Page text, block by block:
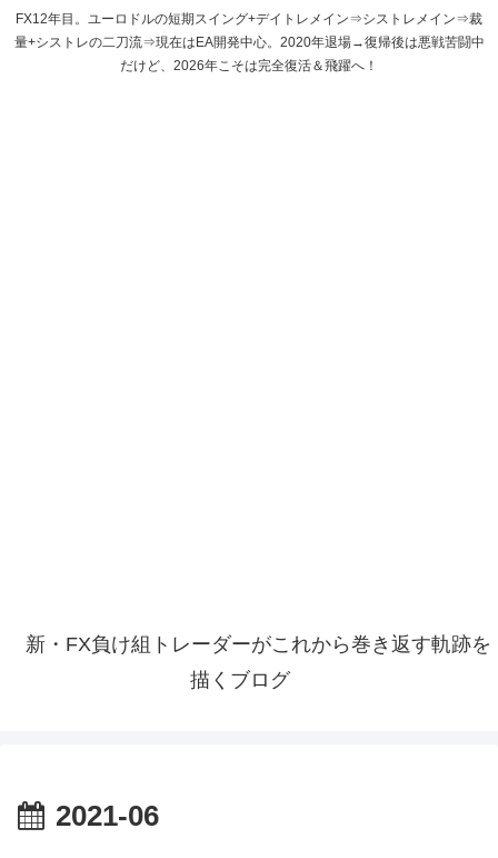
FX12年目。ユーロドルの短期スイング+デイトレメイン⇒シストレメイン⇒裁
量+シストレの二刀流⇒現在はEA開発中心。2020年退場→復帰後は悪戦苦闘中
だけど、2026年こそは完全復活＆飛躍へ！
新・FX負け組トレーダーがこれから巻き返す軌跡を
描くブログ
2021-06